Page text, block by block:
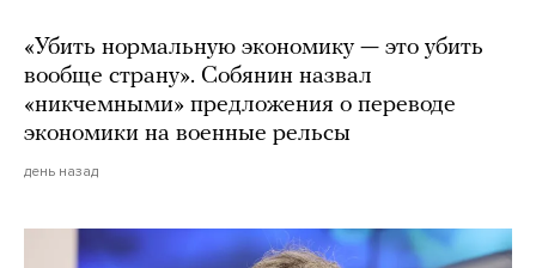
«Убить нормальную экономику — это убить
вообще страну». Собянин назвал
«никчемными» предложения о переводе
экономики на военные рельсы
день назад